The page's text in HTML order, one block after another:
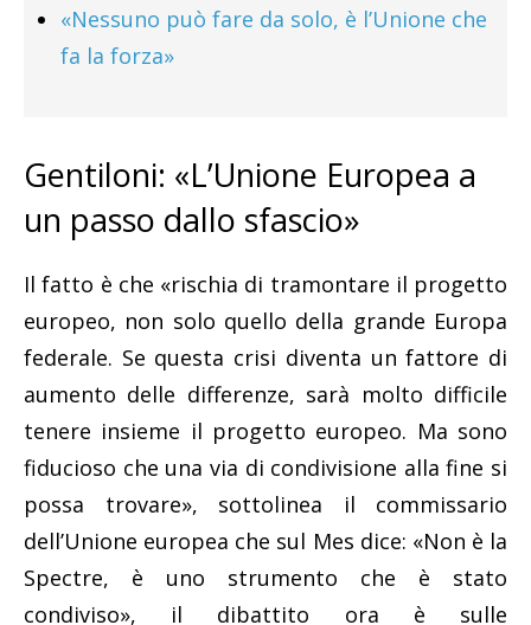
«Nessuno può fare da solo, è l’Unione che
fa la forza»
Gentiloni: «L’Unione Europea a
un passo dallo sfascio»
Il fatto è che «rischia di tramontare il progetto
europeo, non solo quello della grande Europa
federale. Se questa crisi diventa un fattore di
aumento delle differenze, sarà molto difficile
tenere insieme il progetto europeo. Ma sono
fiducioso che una via di condivisione alla fine si
possa trovare», sottolinea il commissario
dell’Unione europea che sul Mes dice: «Non è la
Spectre, è uno strumento che è stato
condiviso», il dibattito ora è sulle